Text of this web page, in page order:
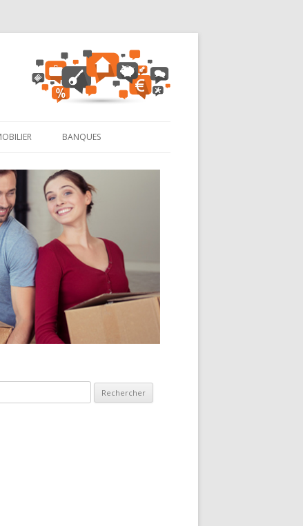
BANQUES